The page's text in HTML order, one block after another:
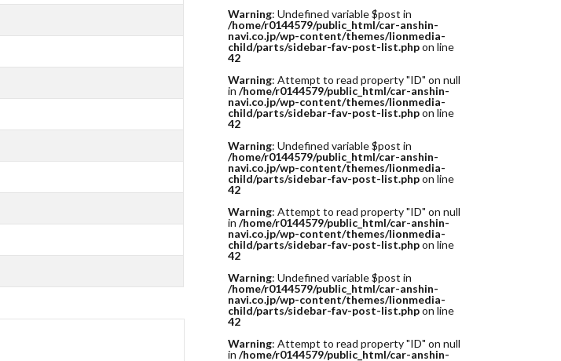
Warning: Undefined variable $post in
/home/r0144579/public_html/car-anshin-
navi.co.jp/wp-content/themes/lionmedia-
child/parts/sidebar-fav-post-list.phpon line
42
Warning: Attempt to read property "ID" on null
in /home/r0144579/public_html/car-anshin-
navi.co.jp/wp-content/themes/lionmedia-
child/parts/sidebar-fav-post-list.phpon line
42
Warning: Undefined variable $post in
/home/r0144579/public_html/car-anshin-
navi.co.jp/wp-content/themes/lionmedia-
child/parts/sidebar-fav-post-list.phpon line
42
Warning: Attempt to read property "ID" on null
in /home/r0144579/public_html/car-anshin-
navi.co.jp/wp-content/themes/lionmedia-
child/parts/sidebar-fav-post-list.phpon line
42
Warning: Undefined variable $post in
/home/r0144579/public_html/car-anshin-
navi.co.jp/wp-content/themes/lionmedia-
child/parts/sidebar-fav-post-list.phpon line
42
Warning: Attempt to read property "ID" on null
in /home/r0144579/public_html/car-anshin-